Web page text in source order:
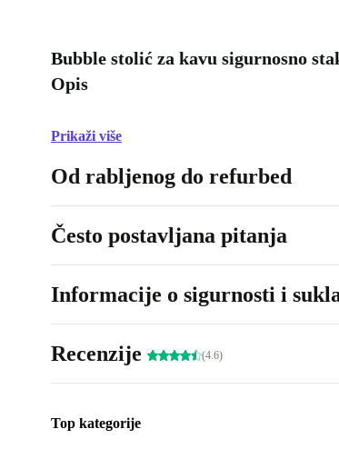
Bubble stolić za kavu sigurnosno
Opis
Prikaži više
Od rabljenog do refurbed
Često postavljana pitanja
Informacije o sigurnosti i
Recenzije (4.6)
Top kategorije